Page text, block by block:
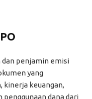
dan penjamin emisi
yang
kinerja keuangan,
penggunaan dana dari